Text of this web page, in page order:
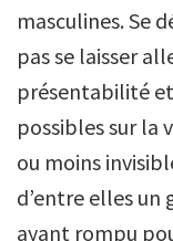
masculines. Se
pas se laisser
présentabilité
possibles sur la
ou moins
d’entre elles
ayant rompu